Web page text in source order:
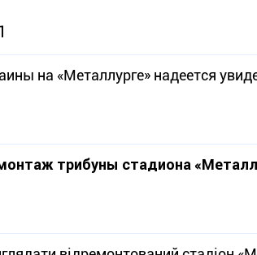
на «Металлурге» надеется
трибуны стадиона